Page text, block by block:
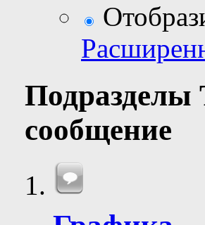
Подразделы
сообщение